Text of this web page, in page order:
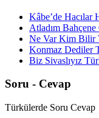
Kâbe’de
Atladım
Ne Var Kim Bilir
Konmaz Dediler
Biz Sivaslıyız
Soru - Cevap
Türkülerde Soru Cevap